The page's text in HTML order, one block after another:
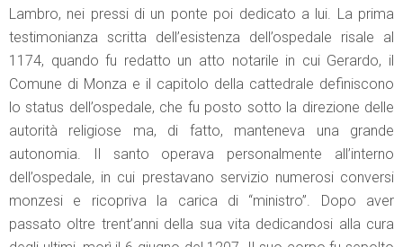
Lambro, nei pressi di un ponte poi dedicato a lui. La prima
testimonianza scritta dell’esistenza dell’ospedale risale al
1174, quando fu redatto un atto notarile in cui Gerardo, il
Comune di Monza e il capitolo della cattedrale definiscono
lo status dell’ospedale, che fu posto sotto la direzione delle
autorità religiose ma, di fatto, manteneva una grande
autonomia. Il santo operava personalmente all’interno
dell’ospedale, in cui prestavano servizio numerosi conversi
monzesi e ricopriva la carica di “ministro”. Dopo aver
passato oltre trent’anni della sua vita dedicandosi alla cura